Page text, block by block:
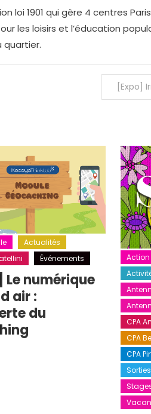
loi 1901 qui gère 4 centres
les loisirs et l’éducation
quartier.
[Expo]
Actualités
Événements
Le numérique
air :
du
CPA
CPA
CPA
Sorties